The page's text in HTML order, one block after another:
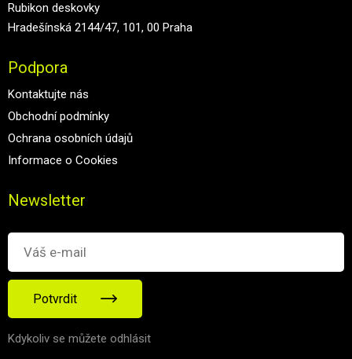
Rubikon deskovky
Hradešínská 2144/47, 101, 00 Praha
Podpora
Kontaktujte nás
Obchodní podmínky
Ochrana osobních údajů
Informace o Cookies
Newsletter
Potvrdit
Kdykoliv se můžete odhlásit